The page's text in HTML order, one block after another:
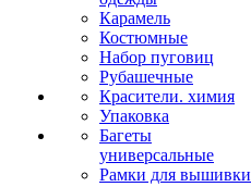
Карамель
Костюмные
Набор пуговиц
Рубашечные
Красители. химия
Упаковка
Багеты
универсальные
Рамки для вышивки